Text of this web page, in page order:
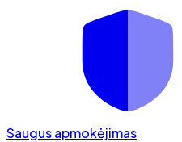
Saugus apmokėjimas